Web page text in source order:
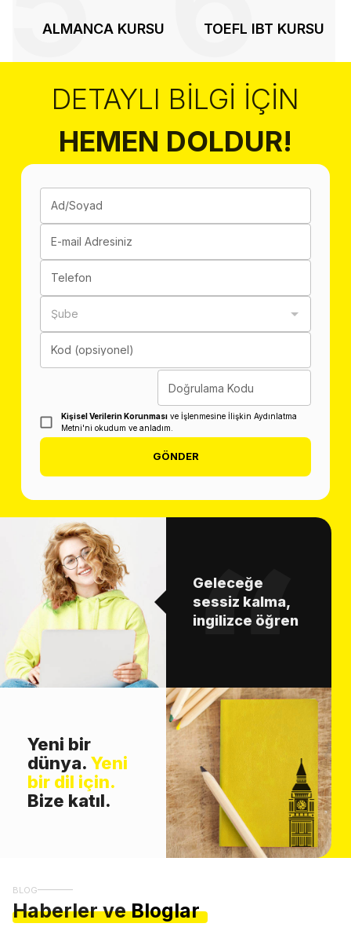
ALMANCA KURSU TOEFL IBT KURSU
DETAYLI BILGI İÇIN
HEMEN DOLDUR!
Ad/Soyad
E-mail Adresiniz
Telefon
Şube
Kod (opsiyonel)
Doğrulama Kodu
Kişisel Verilerin Korunması ve İşlenmesine İlişkin Aydınlatma
Metni'ni okudum ve anladım.
GÖNDER
Geleceğe
sessiz kalma,
ingilizce öğren
Yeni bir
dünya. Yeni
bir dil için.
Bize katıl.
BLOG
Haberler ve Bloglar